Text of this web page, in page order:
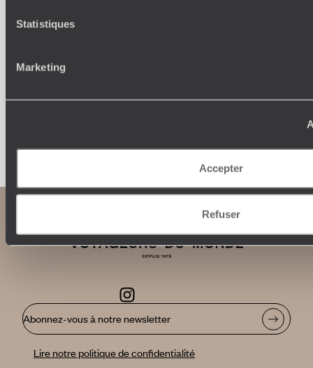
Statistiques
Marketing
Accepter
Refuser
Amoureux du beau jamais à court d’idées, ils vous
Abonnez-vous à notre newsletter
Lire notre politique de confidentialité